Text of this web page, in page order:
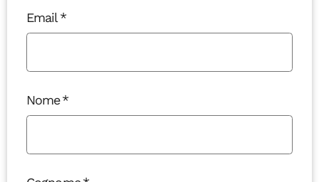
Email
Nome